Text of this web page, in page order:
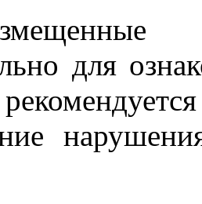
для